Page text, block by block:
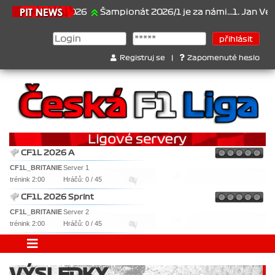
21.6.2026 Šampionát 2026/1 je za námi...1. Jan
Registruj se Zapomenuté heslo
CF1L 2026 A
CF1L_BRITANIEServer 1
trénink 2:00
Hráčů: 0 / 45
CF1L 2026 Sprint
CF1L_BRITANIEServer 2
trénink 2:00
Hráčů: 0 / 45